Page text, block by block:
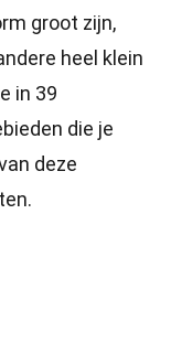
groot zijn,
heel klein
in 39
die je
deze